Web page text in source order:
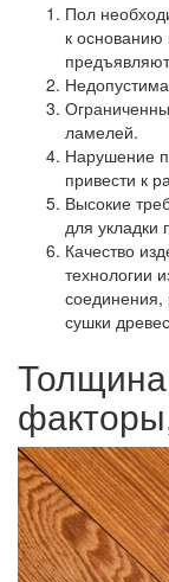
Пол
к
ламелей.
Нарушение
привести к
Высокие
для укладки
Качество
технологии
соединения,
сушки
Толщина